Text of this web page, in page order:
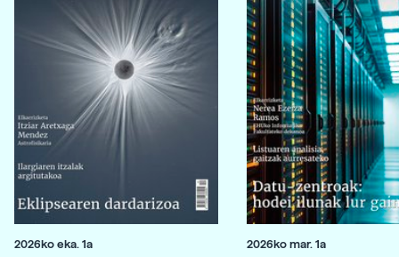
2026ko eka. 1a 2026ko mar. 1a